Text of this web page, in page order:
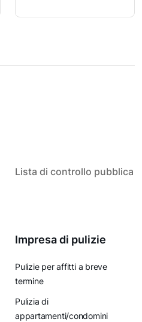
Lista di controllo pubblica
Impresa di pulizie
Pulizie per affitti a breve
termine
Pulizia di
appartamenti/condomini